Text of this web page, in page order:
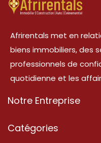
Afrirentals met en
biens immobiliers, des
professionnels de
quotidienne et les
Notre Entreprise
À Propos
Catégories